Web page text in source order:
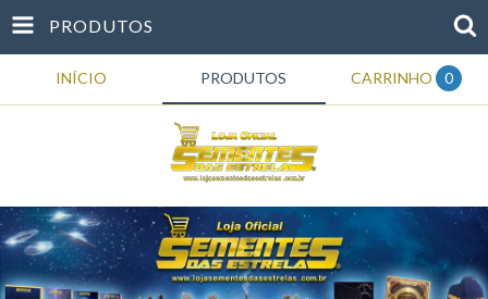
PRODUTOS
INÍCIO PRODUTOS CARRINHO 0